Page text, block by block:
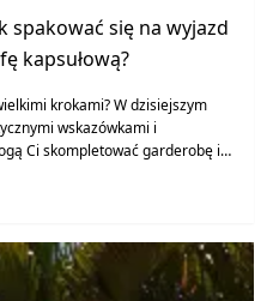
spakować się na wyjazd
kapsułową?
krokami? W dzisiejszym
wskazówkami i
Ci skompletować garderobę i
w podróż po sztuce pakowania